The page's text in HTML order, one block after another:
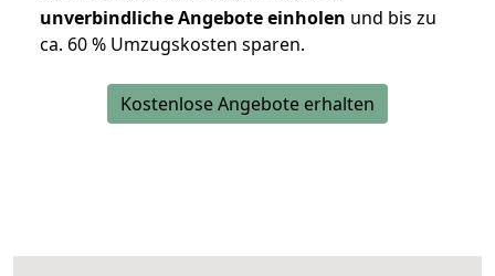
unverbindliche Angebote einholen und bis zu
ca. 60 % Umzugskosten sparen.
Kostenlose Angebote erhalten